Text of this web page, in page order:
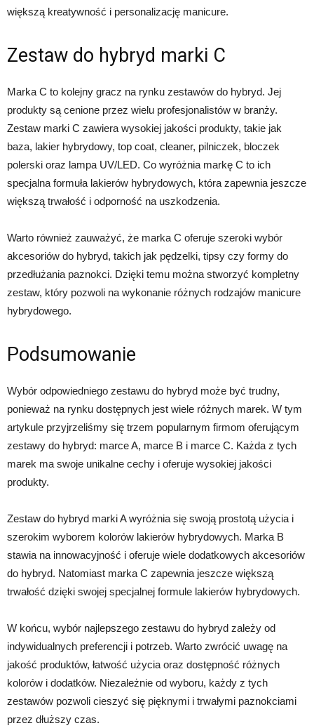
większą kreatywność i personalizację manicure.
Zestaw do hybryd marki C
Marka C to kolejny gracz na rynku zestawów do hybryd. Jej
produkty są cenione przez wielu profesjonalistów w branży.
Zestaw marki C zawiera wysokiej jakości produkty, takie jak
baza, lakier hybrydowy, top coat, cleaner, pilniczek, bloczek
polerski oraz lampa UV/LED. Co wyróżnia markę C to ich
specjalna formuła lakierów hybrydowych, która zapewnia jeszcze
większą trwałość i odporność na uszkodzenia.
Warto również zauważyć, że marka C oferuje szeroki wybór
akcesoriów do hybryd, takich jak pędzelki, tipsy czy formy do
przedłużania paznokci. Dzięki temu można stworzyć kompletny
zestaw, który pozwoli na wykonanie różnych rodzajów manicure
hybrydowego.
Podsumowanie
Wybór odpowiedniego zestawu do hybryd może być trudny,
ponieważ na rynku dostępnych jest wiele różnych marek. W tym
artykule przyjrzeliśmy się trzem popularnym firmom oferującym
zestawy do hybryd: marce A, marce B i marce C. Każda z tych
marek ma swoje unikalne cechy i oferuje wysokiej jakości
produkty.
Zestaw do hybryd marki A wyróżnia się swoją prostotą użycia i
szerokim wyborem kolorów lakierów hybrydowych. Marka B
stawia na innowacyjność i oferuje wiele dodatkowych akcesoriów
do hybryd. Natomiast marka C zapewnia jeszcze większą
trwałość dzięki swojej specjalnej formule lakierów hybrydowych.
W końcu, wybór najlepszego zestawu do hybryd zależy od
indywidualnych preferencji i potrzeb. Warto zwrócić uwagę na
jakość produktów, łatwość użycia oraz dostępność różnych
kolorów i dodatków. Niezależnie od wyboru, każdy z tych
zestawów pozwoli cieszyć się pięknymi i trwałymi paznokciami
przez dłuższy czas.